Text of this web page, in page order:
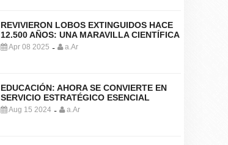
REVIVIERON LOBOS EXTINGUIDOS HACE
12.500 AÑOS: UNA MARAVILLA CIENTÍFICA
Apr 08 2025 - a.Ar
EDUCACIÓN: AHORA SE CONVIERTE EN
SERVICIO ESTRATÉGICO ESENCIAL
Aug 15 2024 - a.Ar